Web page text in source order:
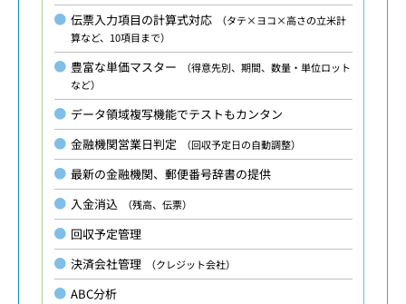
伝票入力項目の計算式対応
（タテ×ヨコ×高さの立米計
算など、10項目まで）
豊富な単価マスター
（得意先別、期間、数量・単位ロット
など）
データ領域複写機能でテストもカンタン
金融機関営業日判定
（回収予定日の自動調整）
最新の金融機関、郵便番号辞書の提供
入金消込
（残高、伝票）
回収予定管理
決済会社管理
（クレジット会社）
ABC分析